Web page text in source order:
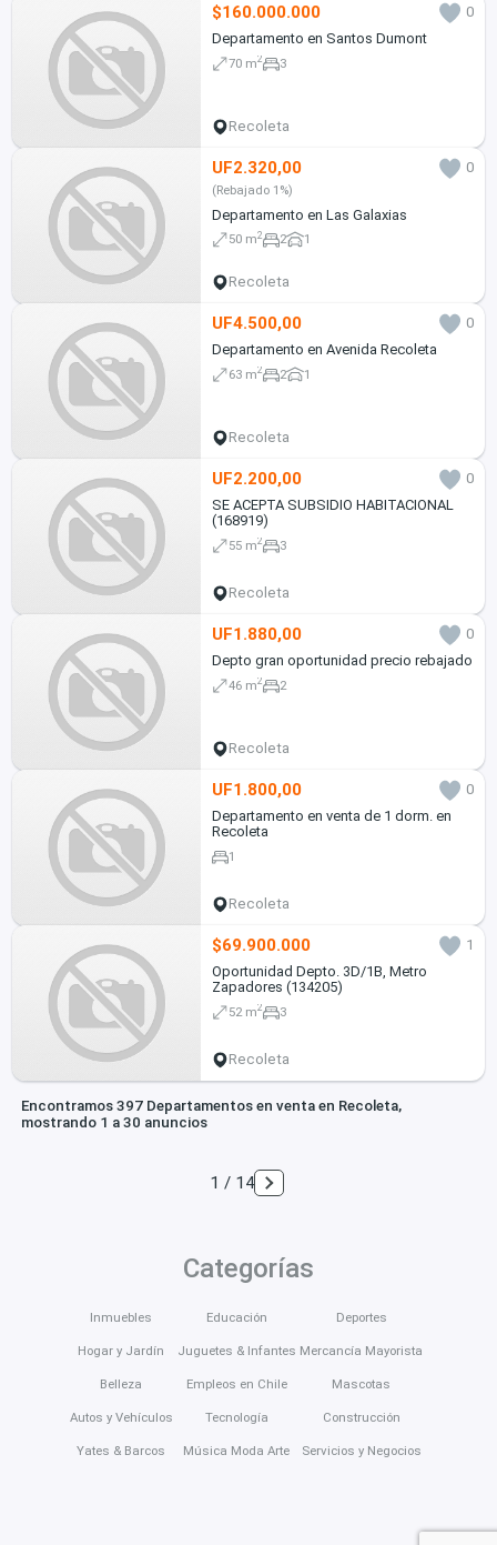
$160.000.000
0
Departamento en Santos Dumont
70 m2 3
Recoleta
UF2.320,00 0
(Rebajado 1%)
Departamento en Las Galaxias
50 m2 2 1
Recoleta
UF4.500,00
0
Departamento en Avenida Recoleta
63 m2 2 1
Recoleta
UF2.200,00
0
SE ACEPTA SUBSIDIO HABITACIONAL
(168919)
55 m2 3
Recoleta
UF1.880,00
0
Depto gran oportunidad precio rebajado
46 m2 2
Recoleta
UF1.800,00
0
Departamento en venta de 1 dorm. en
Recoleta
1
Recoleta
$69.900.000
1
Oportunidad Depto. 3D/1B, Metro
Zapadores (134205)
52 m2 3
Recoleta
Encontramos 397 Departamentos en venta en Recoleta,
mostrando 1 a 30 anuncios
1 / 14
Categorías
Inmuebles
Hogar y Jardín
Belleza
Autos y Vehículos
Yates & Barcos
Educación
Juguetes & Infantes
Empleos en Chile
Tecnología
Música Moda Arte
Deportes
Mercancía Mayorista
Mascotas
Construcción
Servicios y Negocios